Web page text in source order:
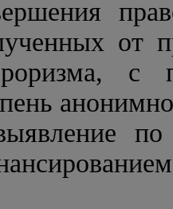
от
с